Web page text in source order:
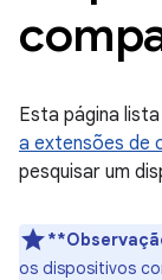
Esta página
a extensões de
pesquisar um
os dispositivos